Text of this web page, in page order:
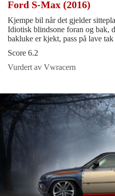
Ford S-Max (2016)
Kjempe bil når det gjelder
Idiotisk blindsone foran og bak,
bakluke er kjekt, pass på lave
Score 6.2
Vurdert av Vwracern